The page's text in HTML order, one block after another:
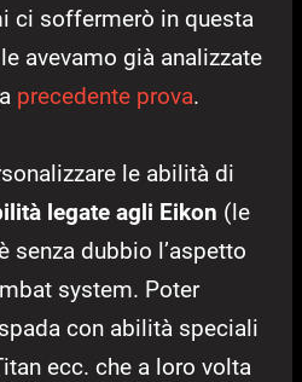
ci soffermerò in questa
avevamo già analizzate
precedente prova.
le abilità di
legate agli Eikon (le
senza dubbio l’aspetto
system. Poter
con abilità speciali
ecc. che a loro volta